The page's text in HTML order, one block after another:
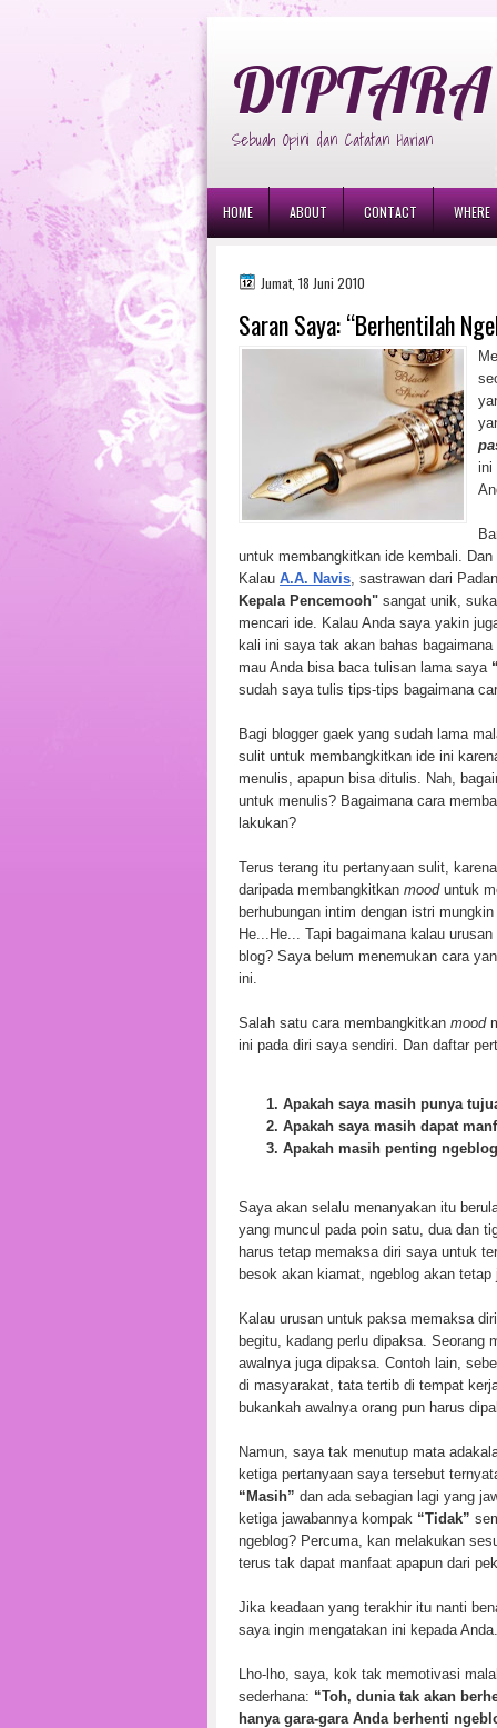
Sebuah Opini dan Catatan Harian
HOME ABOUT CONTACT WHERE
Jumat, 18 Juni 2010
Saran Saya: “Berhentilah
ini
untuk membangkitkan ide kembali.
Kalau A.A. Navis , sastrawan dari
Kepala Pencemooh" sangat unik,
mencari ide. Kalau Anda saya yakin
kali ini saya tak akan bahas
mau Anda bisa baca tulisan lama saya
sudah saya tulis tips-tips bagaimana
Bagi blogger gaek yang sudah lama
sulit untuk membangkitkan ide ini
menulis, apapun bisa ditulis. Nah,
untuk menulis? Bagaimana cara
lakukan?
Terus terang itu pertanyaan sulit,
daripada membangkitkan mooduntuk
berhubungan intim dengan istri
He...He... Tapi bagaimana kalau
blog? Saya belum menemukan cara
ini.
Salah satu cara membangkitkan mood
ini pada diri saya sendiri. Dan daftar
Apakah saya masih punya
Apakah saya masih dapat
Apakah masih penting
Saya akan selalu menanyakan itu
yang muncul pada poin satu, dua dan
harus tetap memaksa diri saya untuk
besok akan kiamat, ngeblog akan tetap
Kalau urusan untuk paksa memaksa
begitu, kadang perlu dipaksa. Seorang
awalnya juga dipaksa. Contoh lain,
di masyarakat, tata tertib di tempat
bukankah awalnya orang pun harus
Namun, saya tak menutup mata
ketiga pertanyaan saya tersebut
“Masih” dan ada sebagian lagi yang
ketiga jawabannya kompak “Tidak”
ngeblog? Percuma, kan melakukan
terus tak dapat manfaat apapun dari
Jika keadaan yang terakhir itu nanti
saya ingin mengatakan ini kepada
Lho-lho, saya, kok tak memotivasi
sederhana: “Toh, dunia tak akan
hanya gara-gara Anda berhenti